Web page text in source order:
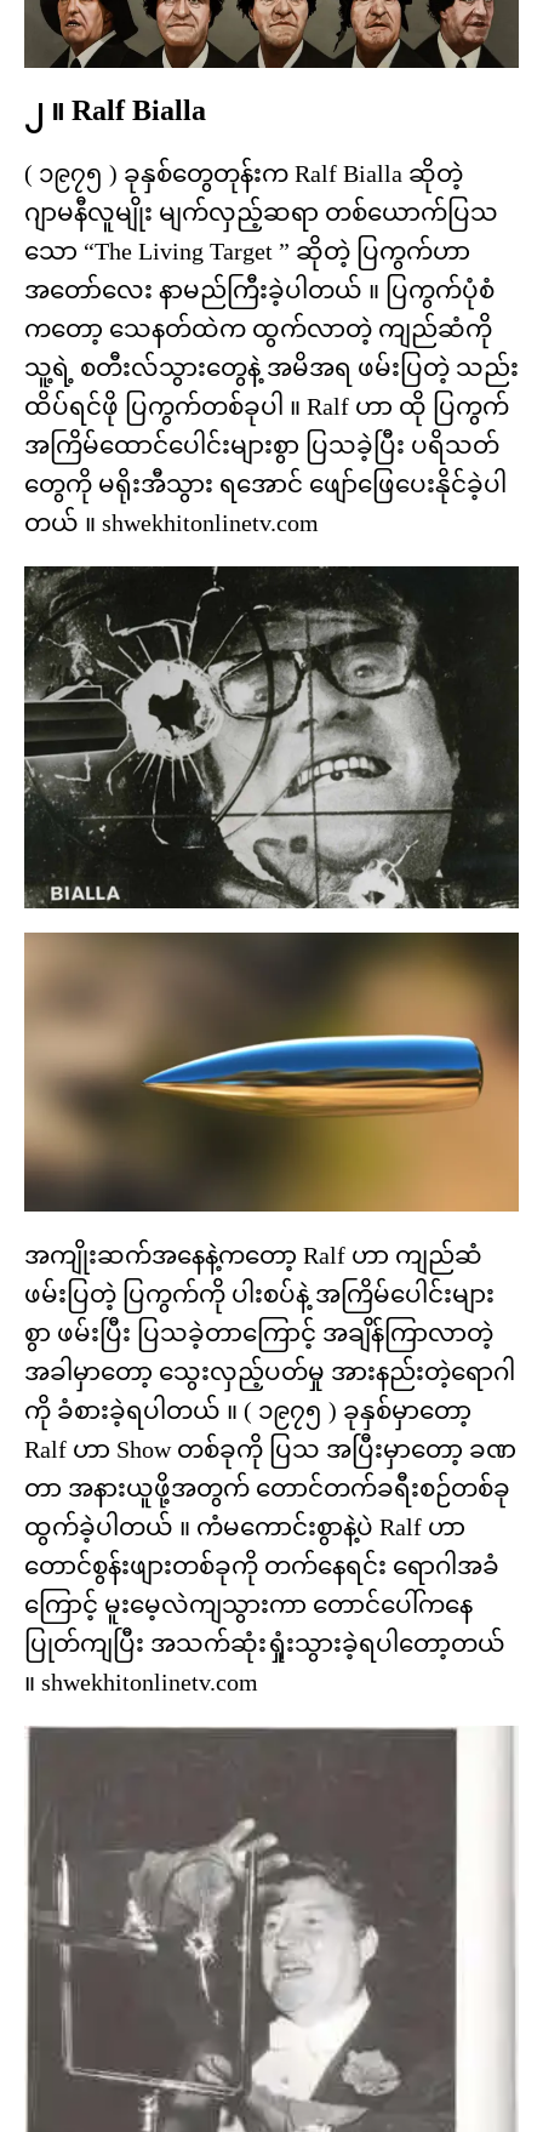
၂ ။ Ralf Bialla
( ၁၉၇၅ ) ခုနှစ်တွေတုန်းက Ralf Bialla ဆိုတဲ့
ဂျာမနီလူမျိုး မျက်လှည့်ဆရာ တစ်ယောက်ပြသ
သော “The Living Target ” ဆိုတဲ့ ပြကွက်ဟာ
အတော်လေး နာမည်ကြီးခဲ့ပါတယ် ။ ပြကွက်ပုံစံ
ကတော့ သေနတ်ထဲက ထွက်လာတဲ့ ကျည်ဆံကို
သူ့ရဲ့ စတီးလ်သွားတွေနဲ့ အမိအရ ဖမ်းပြတဲ့ သည်း
ထိပ်ရင်ဖို ပြကွက်တစ်ခုပါ ။ Ralf ဟာ ထို ပြကွက်
အကြိမ်ထောင်ပေါင်းများစွာ ပြသခဲ့ပြီး ပရိသတ်
တွေကို မရိုးအီသွား ရအောင် ဖျော်ဖြေပေးနိုင်ခဲ့ပါ
တယ် ။ shwekhitonlinetv.com
အကျိုးဆက်အနေနဲ့ကတော့ Ralf ဟာ ကျည်ဆံ
ဖမ်းပြတဲ့ ပြကွက်ကို ပါးစပ်နဲ့ အကြိမ်ပေါင်းများ
စွာ ဖမ်းပြီး ပြသခဲ့တာကြောင့် အချိန်ကြာလာတဲ့
အခါမှာတော့ သွေးလှည့်ပတ်မှု အားနည်းတဲ့ရောဂါ
ကို ခံစားခဲ့ရပါတယ် ။ ( ၁၉၇၅ ) ခုနှစ်မှာတော့
Ralf ဟာ Show တစ်ခုကို ပြသ အပြီးမှာတော့ ခဏ
တာ အနားယူဖို့အတွက် တောင်တက်ခရီးစဉ်တစ်ခု
ထွက်ခဲ့ပါတယ် ။ ကံမကောင်းစွာနဲ့ပဲ Ralf ဟာ
တောင်စွန်းဖျားတစ်ခုကို တက်နေရင်း ရောဂါအခံ
ကြောင့် မူးမေ့လဲကျသွားကာ တောင်ပေါ်ကနေ
ပြုတ်ကျပြီး အသက်ဆုံးရှုံးသွားခဲ့ရပါတော့တယ်
။ shwekhitonlinetv.com